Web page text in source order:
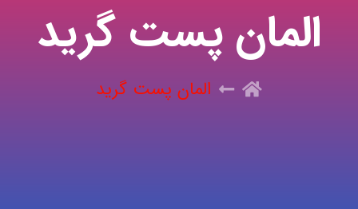
المان پست گرید
المان پست گرید